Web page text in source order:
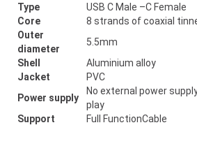
Type
USB C Male –C Female
Core
8 strands of coaxial
Outer
diameter
5.5mm
Shell
Aluminium alloy
Jacket
PVC
Power supply
No external power
play
Support
Full FunctionCable